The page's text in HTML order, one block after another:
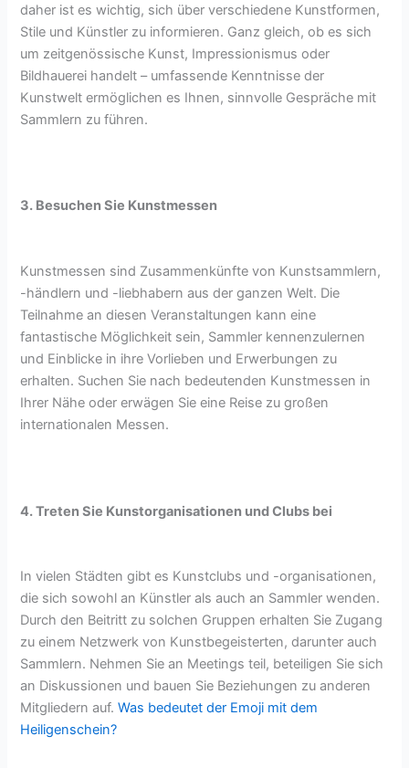
daher ist es wichtig, sich über verschiedene Kunstformen,
Stile und Künstler zu informieren. Ganz gleich, ob es sich
um zeitgenössische Kunst, Impressionismus oder
Bildhauerei handelt – umfassende Kenntnisse der
Kunstwelt ermöglichen es Ihnen, sinnvolle Gespräche mit
Sammlern zu führen.
3. Besuchen Sie Kunstmessen
Kunstmessen sind Zusammenkünfte von Kunstsammlern,
-händlern und -liebhabern aus der ganzen Welt. Die
Teilnahme an diesen Veranstaltungen kann eine
fantastische Möglichkeit sein, Sammler kennenzulernen
und Einblicke in ihre Vorlieben und Erwerbungen zu
erhalten. Suchen Sie nach bedeutenden Kunstmessen in
Ihrer Nähe oder erwägen Sie eine Reise zu großen
internationalen Messen.
4. Treten Sie Kunstorganisationen und Clubs bei
In vielen Städten gibt es Kunstclubs und -organisationen,
die sich sowohl an Künstler als auch an Sammler wenden.
Durch den Beitritt zu solchen Gruppen erhalten Sie Zugang
zu einem Netzwerk von Kunstbegeisterten, darunter auch
Sammlern. Nehmen Sie an Meetings teil, beteiligen Sie sich
an Diskussionen und bauen Sie Beziehungen zu anderen
Mitgliedern auf.Was bedeutet der Emoji mit dem
Heiligenschein?